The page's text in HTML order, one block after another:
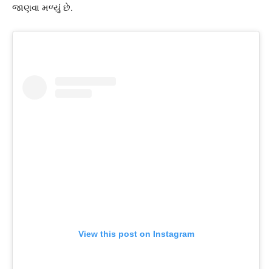
જાણવા મળ્યું છે.
View this post on Instagram